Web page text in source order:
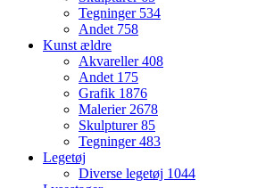
Tegninger 534
Andet 758
Kunst ældre
Akvareller408
Andet 175
Grafik 1876
Malerier 2678
Skulpturer85
Tegninger483
Legetøj
Diverse legetøj 1044